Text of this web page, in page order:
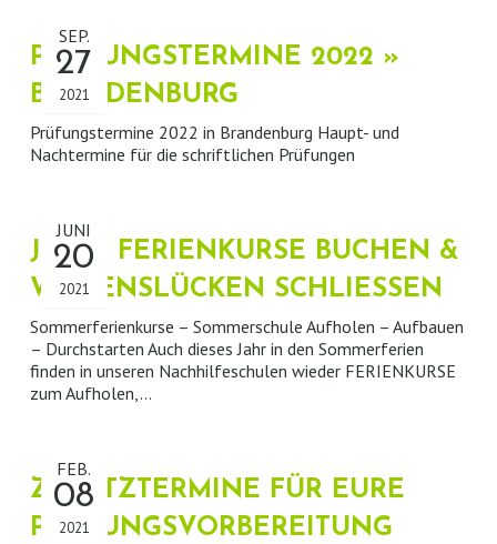
PRÜFUNGSTERMINE 2022 »
BRANDENBURG
SEP.
27
2021
Prüfungstermine 2022 in Brandenburg Haupt- und
Nachtermine für die schriftlichen Prüfungen
JETZT FERIENKURSE BUCHEN &
WISSENSLÜCKEN SCHLIESSEN
JUNI
20
2021
Sommerferienkurse – Sommerschule Aufholen – Aufbauen
– Durchstarten Auch dieses Jahr in den Sommerferien
finden in unseren Nachhilfeschulen wieder FERIENKURSE
zum Aufholen,…
ZUSATZTERMINE FÜR EURE
PRÜFUNGSVORBEREITUNG
FEB.
08
2021